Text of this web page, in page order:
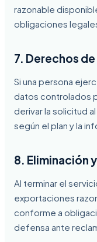
razonable
obligaciones
7. Derechos
Si una persona
datos controlados
derivar la solicitud
según el plan y la
8. Eliminación
Al terminar el
exportaciones
conforme a
defensa ante